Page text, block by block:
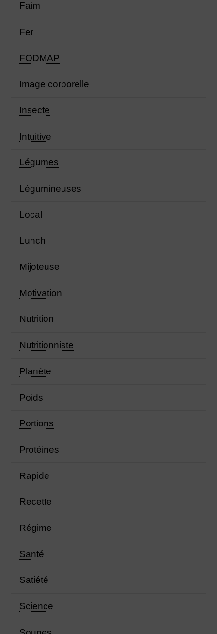
Faim
Fer
FODMAP
Image corporelle
Insecte
Intuitive
Légumes
Légumineuses
Local
Lunch
Mijoteuse
Motivation
Nutrition
Nutritionniste
Planète
Poids
Portions
Protéines
Rapide
Recette
Régime
Santé
Satiété
Science